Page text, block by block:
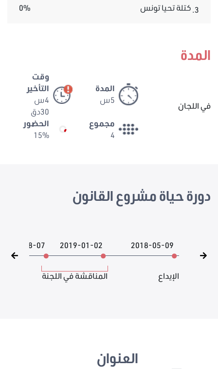
3. كتلة تحيا تونس 0%
المدة
في اللجان
المدة
5س
وقت
التأخير
4س
30دق
مجموع
4
الحضور
15%
دورة حياة مشروع القانون
2018-05-09
الإيداع
2019-01-02
2026-08-07
المناقشة في اللجنة
العنوان